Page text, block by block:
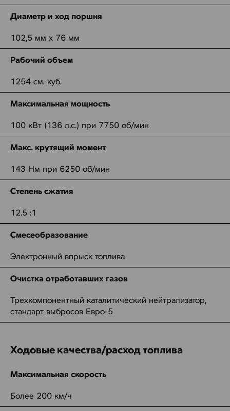
Диаметр и ход поршня
102,5 мм x 76 мм
Рабочий объем
1254 см. куб.
Максимальная мощность
100 кВт (136 л.с.) при 7750 об/мин
Макс. крутящий момент
143 Нм при 6250 об/мин
Степень сжатия
12.5 :1
Смесеобразование
Электронный впрыск топлива
Очистка отработавших газов
Трехкомпонентный каталитический нейтрализатор,
стандарт выбросов Евро-5
Ходовые качества/расход топлива
Максимальная скорость
Более 200 км/ч